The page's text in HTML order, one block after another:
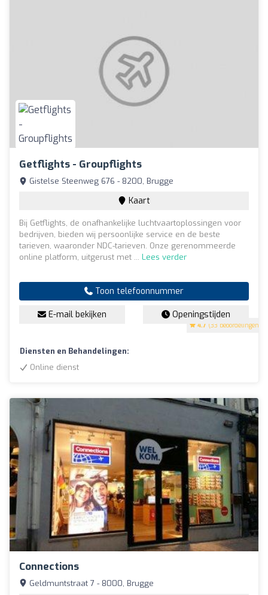
Getflights - Groupflights
4.7 (33 beoordelingen)
Gistelse Steenweg 676 - 8200, Brugge
Kaart
Bij Getflights, de onafhankelijke luchtvaartoplossingen voor
bedrijven, bieden wij persoonlijke service en de beste
tarieven, waaronder NDC-tarieven. Onze gerenommeerde
online platform, uitgerust met ... Lees verder
Toon telefoonnummer
E-mail bekijken Openingstijden
Diensten en Behandelingen:
Online dienst
Connections
Geldmuntstraat 7 - 8000, Brugge